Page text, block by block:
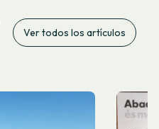
Ver todos los artículos